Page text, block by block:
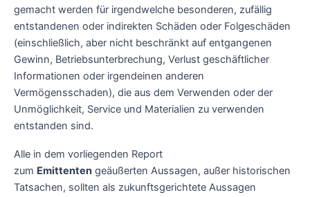
gemacht werden für irgendwelche besonderen, zufällig
entstandenen oder indirekten Schäden oder Folgeschäden
(einschließlich, aber nicht beschränkt auf entgangenen
Gewinn, Betriebsunterbrechung, Verlust geschäftlicher
Informationen oder irgendeinen anderen
Vermögensschaden), die aus dem Verwenden oder der
Unmöglichkeit, Service und Materialien zu verwenden
entstanden sind.
Alle in dem vorliegenden Report
zum Emittenten geäußerten Aussagen, außer historischen
Tatsachen, sollten als zukunftsgerichtete Aussagen